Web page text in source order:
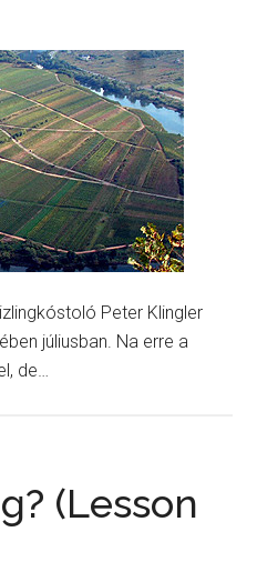
Peter Klingler
júliusban. Na erre a
de…
(Lesson